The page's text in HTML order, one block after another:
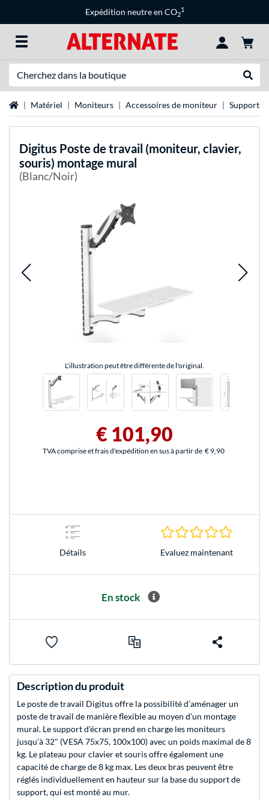
Expédition neutre en CO2
1
Page d'accueil
Matériel Moniteurs Accessoires de moniteur Supports
Digitus Poste de travail (moniteur, clavier,
souris) montage mural
(Blanc/Noir)
L'illustration peut être différente de l'original.
€ 101,90
TVA comprise et frais d'expédition en sus à partir de € 9,90
Détails Evaluez maintenant
En stock
Description du produit
Le poste de travail Digitus offre la possibilité d’aménager un
poste de travail de manière flexible au moyen d’un montage
mural. Le support d’écran prend en charge les moniteurs
jusqu’à 32" (VESA 75x75, 100x100) avec un poids maximal de 8
kg. Le plateau pour clavier et souris offre également une
capacité de charge de 8 kg max. Les deux bras peuvent être
réglés individuellement en hauteur sur la base du support de
support, qui est monté au mur.